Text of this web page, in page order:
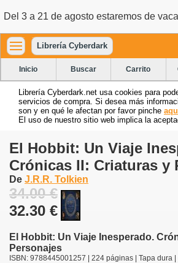
Del 3 a 21 de agosto estaremos de
Librería Cyberdark
Inicio Buscar Carrito
Librería Cyberdark.net usa cookies para
servicios de compra. Si desea más
son y en qué le afectan por favor pinche
El uso de nuestro sitio web implica la
El Hobbit: Un Viaje
Crónicas II: Criaturas y
De J.R.R. Tolkien
34.00 €
32.30 €
El Hobbit: Un Viaje Inesperado.
Personajes
ISBN: 9788445001257 | 224 páginas | Tapa dura |